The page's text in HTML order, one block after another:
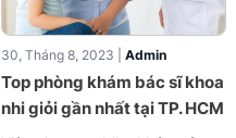
30, Tháng 8, 2023 | Admin
Top phòng khám bác sĩ khoa
nhi giỏi gần nhất tại TP. HCM